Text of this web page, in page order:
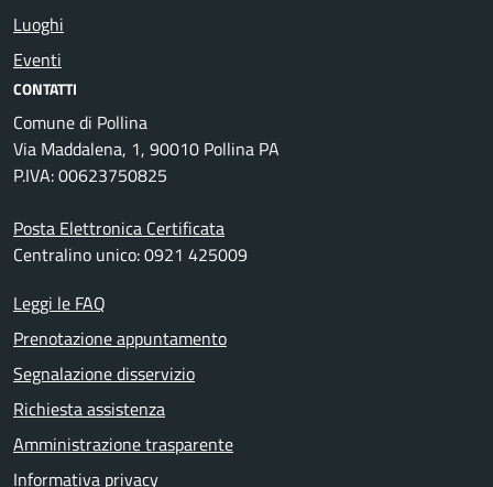
Luoghi
Eventi
CONTATTI
Comune di Pollina
Via Maddalena, 1, 90010 Pollina PA
P.IVA: 00623750825
Posta Elettronica Certificata
Centralino unico: 0921 425009
Leggi le FAQ
Prenotazione appuntamento
Segnalazione disservizio
Richiesta assistenza
Amministrazione trasparente
Informativa privacy